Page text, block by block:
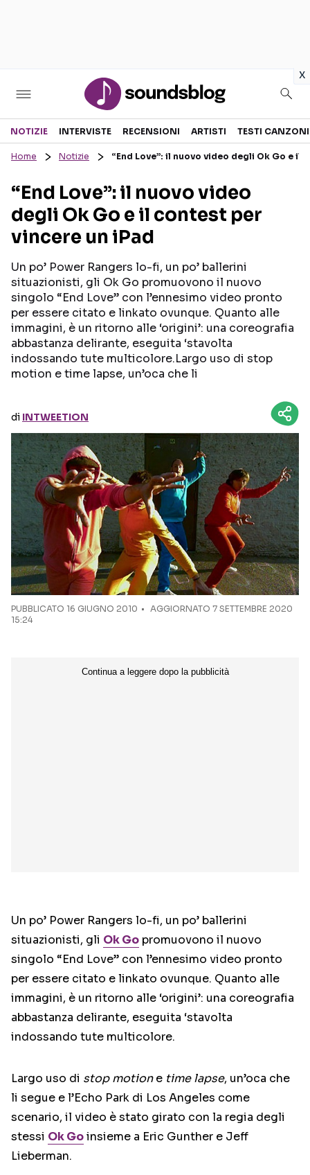
x
Sezioni
RECENSIONI MUSICALI
INTERVISTE
GOSSIP E CURIOSITÀ
TESTI CANZONI
TOUR ED EVENTI
Seguici sui social
NOTIZIE INTERVISTE RECENSIONI ARTISTI TESTI CANZONI
Home Notizie “End Love”: il nuovo video degli Ok Go e il
“End Love”: il nuovo video
degli Ok Go e il contest per
vincere un iPad
Un po’ Power Rangers lo-fi, un po’ ballerini
situazionisti, gli Ok Go promuovono il nuovo
singolo “End Love” con l’ennesimo video pronto
per essere citato e linkato ovunque. Quanto alle
immagini, è un ritorno alle ‘origini’: una coreografia
abbastanza delirante, eseguita ‘stavolta
indossando tute multicolore.Largo uso di stop
motion e time lapse, un’oca che li
di INTWEETION
PUBBLICATO 16 GIUGNO 2010
AGGIORNATO 7 SETTEMBRE 2020
15:24
Un po’ Power Rangers lo-fi, un po’ ballerini
situazionisti, gli Ok Go promuovono il nuovo
singolo “End Love” con l’ennesimo video pronto
per essere citato e linkato ovunque. Quanto alle
immagini, è un ritorno alle ‘origini’: una coreografia
abbastanza delirante, eseguita ‘stavolta
indossando tute multicolore.
Largo uso di stop motione time lapse, un’oca che
li segue e l’Echo Park di Los Angeles come
scenario, il video è stato girato con la regia degli
stessi Ok Goinsieme a Eric Gunther e Jeff
Lieberman.